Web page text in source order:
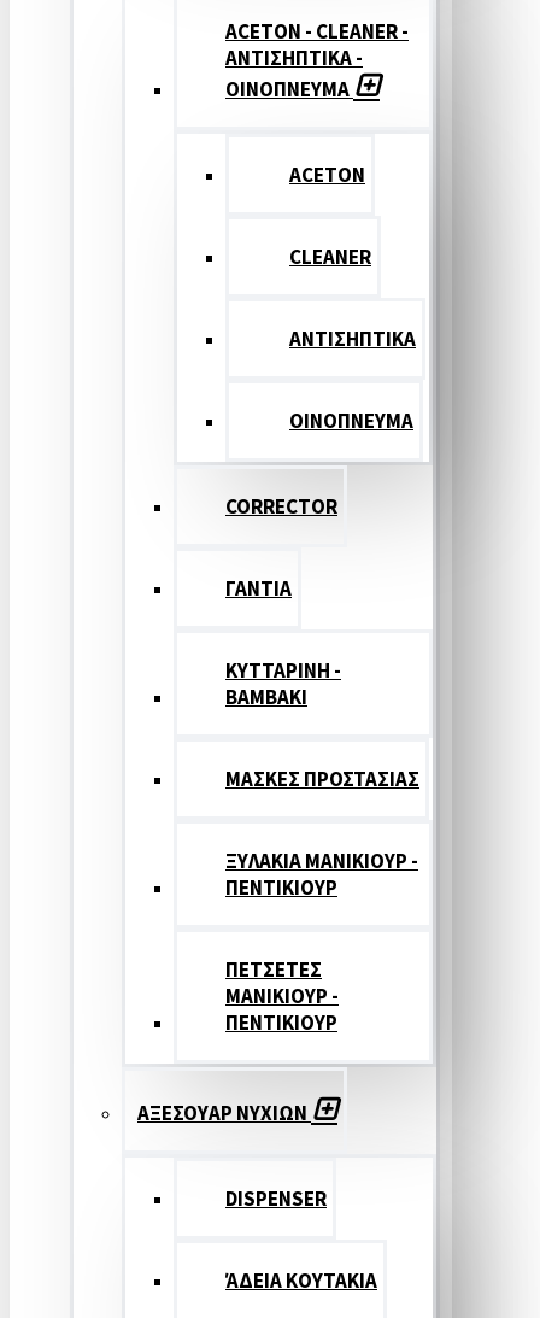
ACETON - CLEANER -
ΑΝΤΙΣΗΠΤΙΚΑ -
ΟΙΝΟΠΝΕΥΜΑ
ACETON
CLEANER
ΑΝΤΙΣΗΠΤΙΚΑ
ΟΙΝΟΠΝΕΥΜΑ
CORRECTOR
ΓΑΝΤΙΑ
ΚΥΤΤΑΡΙΝΗ -
ΒΑΜΒΑΚΙ
ΜΑΣΚΕΣ ΠΡΟΣΤΑΣΙΑΣ
ΞΥΛΑΚΙΑ ΜΑΝΙΚΙΟΥΡ -
ΠΕΝΤΙΚΙΟΥΡ
ΠΕΤΣΕΤΕΣ
ΜΑΝΙΚΙΟΥΡ -
ΠΕΝΤΙΚΙΟΥΡ
ΑΞΕΣΟΥΑΡ ΝΥΧΙΩΝ
DISPENSER
ΆΔΕΙΑ ΚΟΥΤΑΚΙΑ